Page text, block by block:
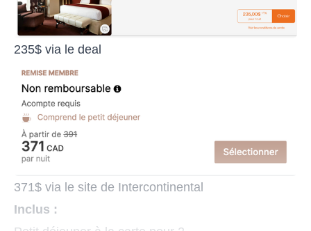
235$ via le deal
371$ via le site de Intercontinental
Inclus :